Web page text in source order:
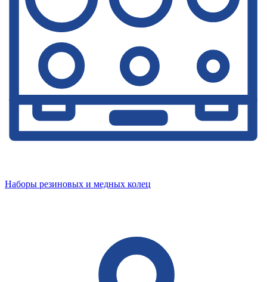
Наборы резиновых и медных колец